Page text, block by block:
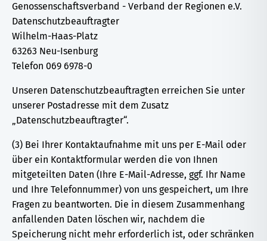
Genossenschaftsverband - Verband der Regionen e.V.
Datenschutzbeauftragter
Wilhelm-Haas-Platz
63263 Neu-Isenburg
Telefon 069 6978-0
Unseren Datenschutzbeauftragten erreichen Sie unter
unserer Postadresse mit dem Zusatz
„Datenschutzbeauftragter“.
(3) Bei Ihrer Kontaktaufnahme mit uns per E-Mail oder
über ein Kontaktformular werden die von Ihnen
mitgeteilten Daten (Ihre E-Mail-Adresse, ggf. Ihr Name
und Ihre Telefonnummer) von uns gespeichert, um Ihre
Fragen zu beantworten. Die in diesem Zusammenhang
anfallenden Daten löschen wir, nachdem die
Speicherung nicht mehr erforderlich ist, oder schränken